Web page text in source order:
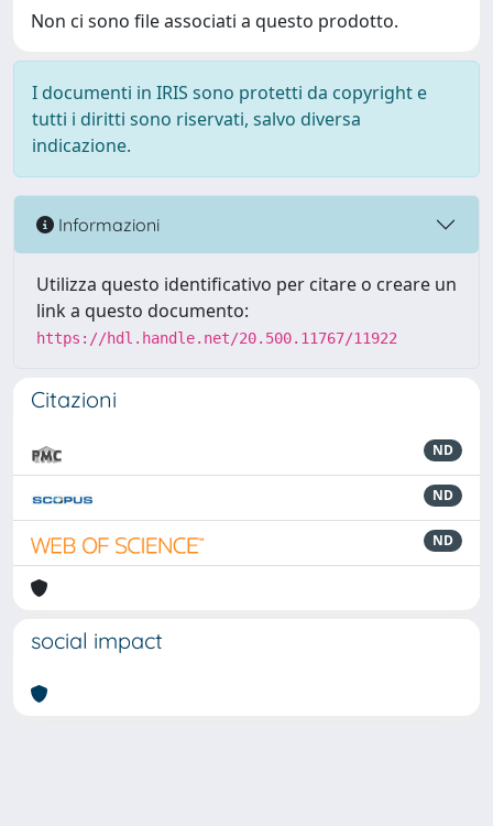
Non ci sono file associati a questo prodotto.
I documenti in IRIS sono protetti da copyright e
tutti i diritti sono riservati, salvo diversa
indicazione.
Informazioni
Utilizza questo identificativo per citare o creare un
link a questo documento:
https://hdl.handle.net/20.500.11767/11922
Citazioni
ND
ND
ND
social impact